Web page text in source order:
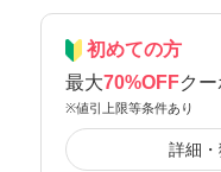
初めての方
最大70%OFFク
※値引上限等条件あり
詳細